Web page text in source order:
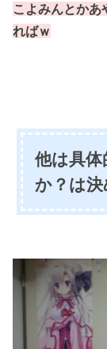
こよみんとか
ればｗ
他は具体
か？は